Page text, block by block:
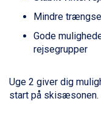
Cervinia fra
Bad
Passo Tonale
Saalbach fra
Sölden fra DKK
Sestriere fra
Wagrain fra
Mindre
Gode
rejsegrupper
Uge 2 giver dig
start på skisæsonen.